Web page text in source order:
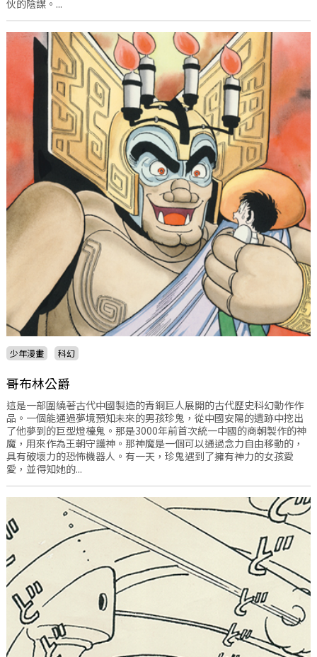
伙的陰謀。...
少年漫畫 科幻
哥布林公爵
這是一部圍繞著古代中國製造的青銅巨人展開的古代歷史科幻動作作
品。一個能通過夢境預知未來的男孩珍鬼，從中國安陽的遺跡中挖出
了他夢到的巨型燈檯鬼。那是3000年前首次統一中國的商朝製作的神
魔，用來作為王朝守護神。那神魔是一個可以通過念力自由移動的，
具有破壞力的恐怖機器人。有一天，珍鬼遇到了擁有神力的女孩愛
愛，並得知她的...